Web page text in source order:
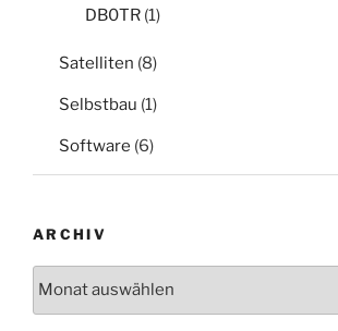
DB0TR (1)
Satelliten (8)
Selbstbau (1)
Software (6)
ARCHIV